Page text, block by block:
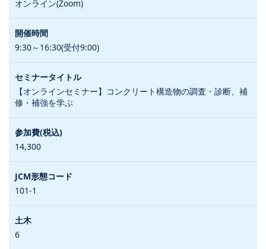
オンライン(Zoom)
9:30～16:30(受付9:00)
【オンラインセミナー】コンクリート構造物の調査・診断、補
修・補強を学ぶ
14,300
101-1
6